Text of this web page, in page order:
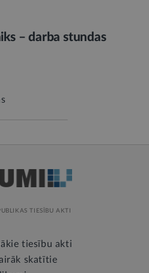
– darba stundas
TIESĪBU AKTI
tiesību akti
skatītie